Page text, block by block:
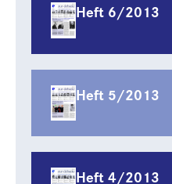
Heft 6/2013
Heft 5/2013
Heft 4/2013